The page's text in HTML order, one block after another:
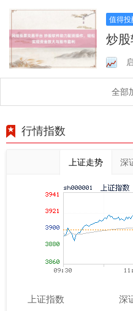
值得
炒
松实
全部
行情指数
上证走势 深
上证指数 深